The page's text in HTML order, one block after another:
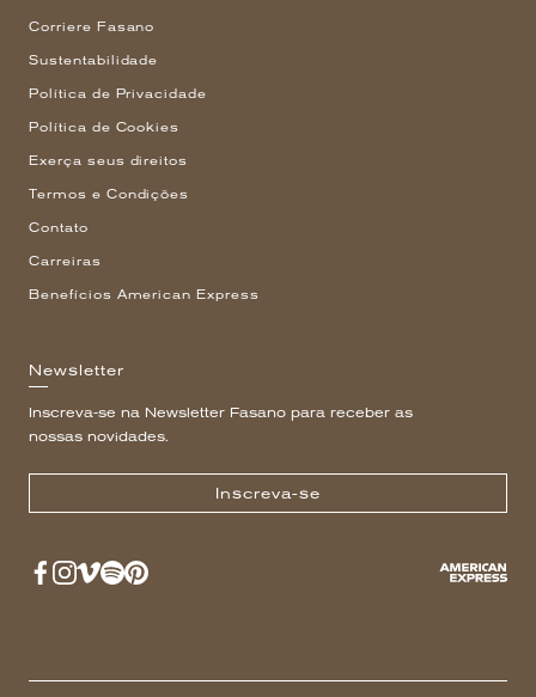
Corriere Fasano
Sustentabilidade
Política de Privacidade
Política de Cookies
Exerça seus direitos
Termos e Condições
Contato
Carreiras
Benefícios American Express
Newsletter
Inscreva-se na Newsletter Fasano para receber as
nossas novidades.
Inscreva-se